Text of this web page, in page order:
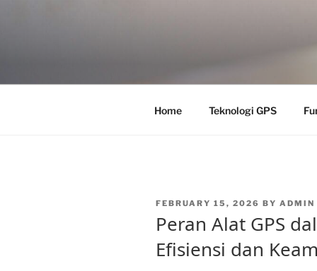
Home Teknologi GPS
POSTED
FEBRUARY 15, 2026 BY ADMIN
Peran Alat GPS
Efisiensi dan